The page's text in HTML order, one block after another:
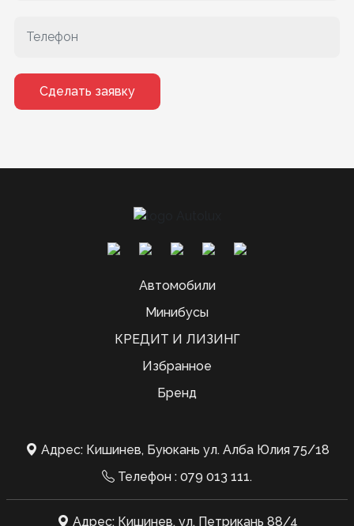
Сделать заявку
Автомобили
Минибусы
КРЕДИТ И ЛИЗИНГ
Избранное
Бренд
Адрес: Кишинев, Буюкань ул. Алба Юлия 75/18
Телефон : 079 013 111.
Адрес: Кишинев, ул. Петрикань 88/4